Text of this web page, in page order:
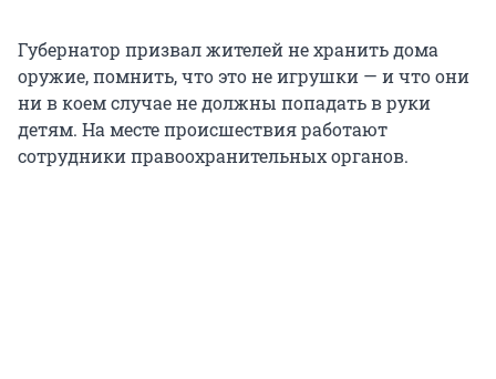
Губернатор призвал жителей не хранить дома
оружие, помнить, что это не игрушки — и что они
ни в коем случае не должны попадать в руки
детям. На месте происшествия работают
сотрудники правоохранительных органов.